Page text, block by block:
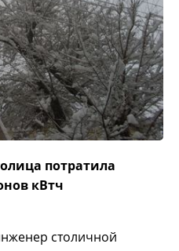
потратила
кВтч
столичной